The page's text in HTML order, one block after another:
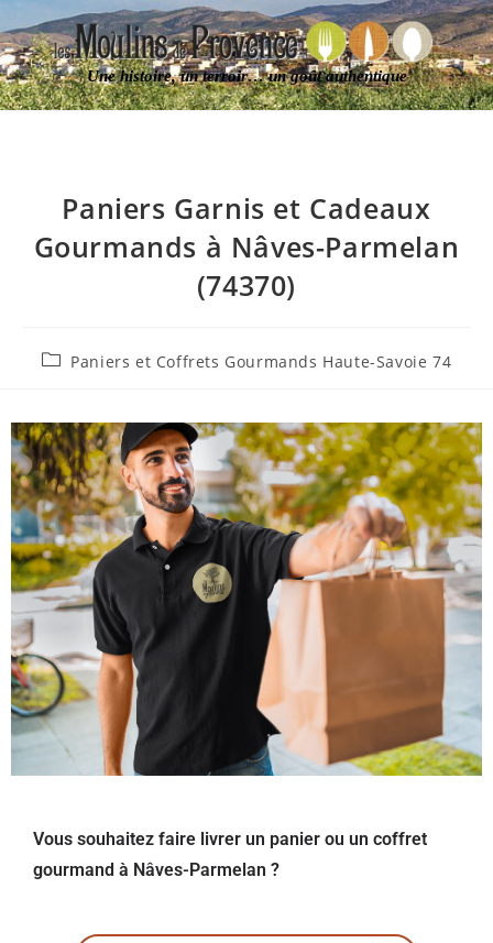
Une histoire, un terroir… un goût authentique
Paniers Garnis et Cadeaux
Gourmands à Nâves-Parmelan
(74370)
Paniers et Coffrets Gourmands Haute-Savoie 74
Vous souhaitez faire livrer un panier ou un coffret
gourmand à Nâves-Parmelan ?